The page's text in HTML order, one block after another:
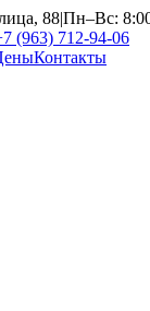
88|Пн–Вс:
(963) 712-94-06
Контакты